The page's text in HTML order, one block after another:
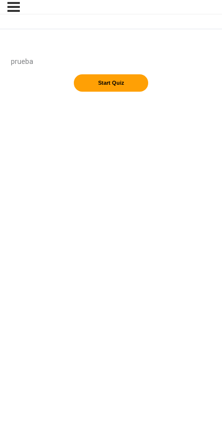
prueba